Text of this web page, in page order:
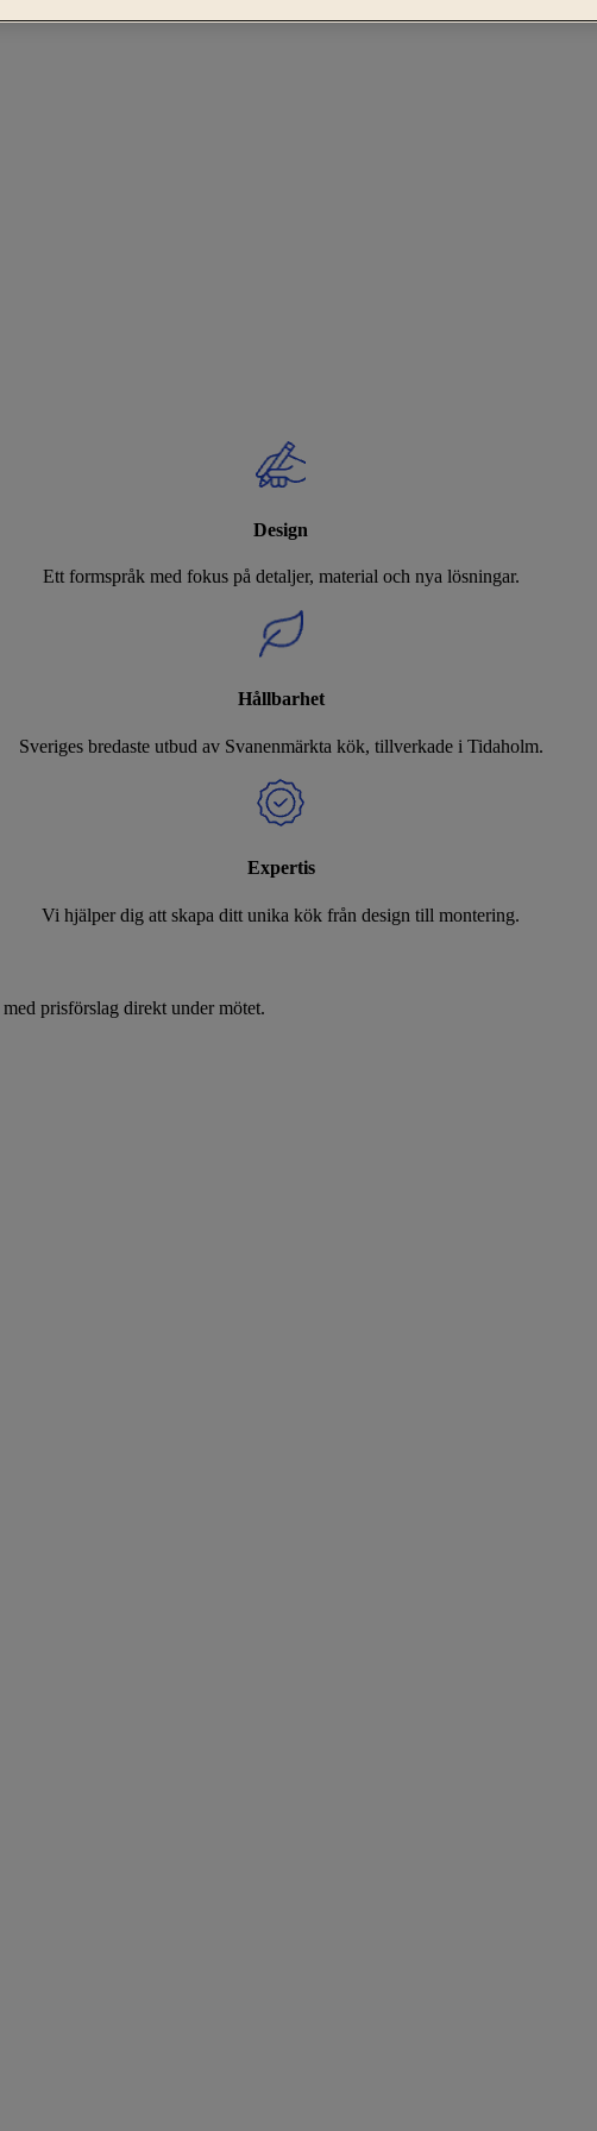
Design
Ett formspråk med fokus på detaljer, material och nya lösningar.
Hållbarhet
Sveriges bredaste utbud av Svanenmärkta kök, tillverkade i Tidaholm.
Expertis
Vi hjälper dig att skapa ditt unika kök från design till montering.
prisförslag direkt under mötet.